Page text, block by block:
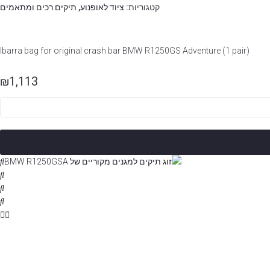
קטגוריות: ציוד לאופנוע, תיקים רכים ומתאמים
Ibarra bag for original crash bar BMW R1250GS Adventure (1 pair)
₪1,113